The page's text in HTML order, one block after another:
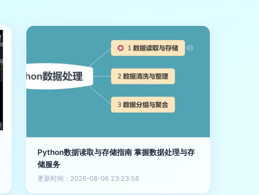
Python数据读取与存储指南 掌握数据处理与存
储服务
更新时间：2026-08-06 23:23:58